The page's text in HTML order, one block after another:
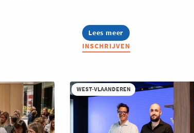
Lees meer
about
Voka
Connect
INSCHRIJVEN
WEST-VLAANDEREN